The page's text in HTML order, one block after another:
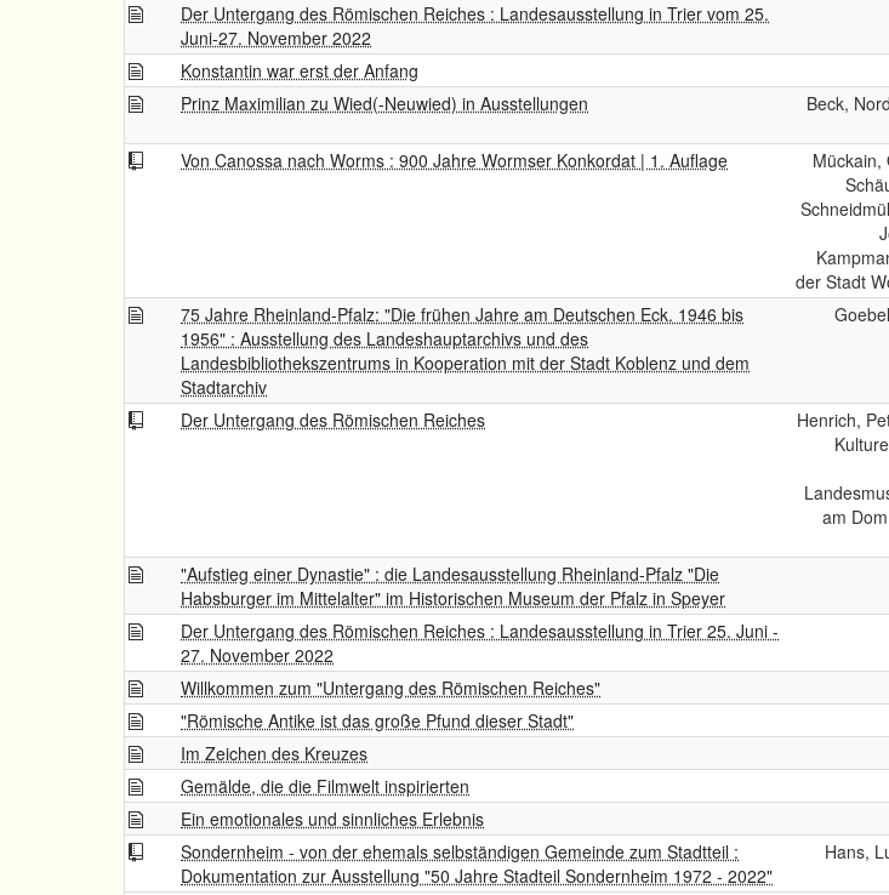
Der Untergang des Römischen Reiches : Landesausstellung in Trier vom 25.
Juni-27. November 2022
Konstantin war erst der Anfang
Prinz Maximilian zu Wied(-Neuwied) in Ausstellungen
Beck,
Von Canossa nach Worms : 900 Jahre Wormser Konkordat | 1. Auflage
Mückain,
der Stadt
75 Jahre Rheinland-Pfalz: "Die frühen Jahre am Deutschen Eck. 1946 bis
1956" : Ausstellung des Landeshauptarchivs und des
Landesbibliothekszentrums in Kooperation mit der Stadt Koblenz und dem
Stadtarchiv
Der Untergang des Römischen Reiches
Henrich,
am
"Aufstieg einer Dynastie" : die Landesausstellung Rheinland-Pfalz "Die
Habsburger im Mittelalter" im Historischen Museum der Pfalz in Speyer
Der Untergang des Römischen Reiches : Landesausstellung in Trier 25. Juni -
27. November 2022
Willkommen zum "Untergang des Römischen Reiches"
"Römische Antike ist das große Pfund dieser Stadt"
Im Zeichen des Kreuzes
Gemälde, die die Filmwelt inspirierten
Ein emotionales und sinnliches Erlebnis
Sondernheim - von der ehemals selbständigen Gemeinde zum Stadtteil :
Dokumentation zur Ausstellung "50 Jahre Stadteil Sondernheim 1972 - 2022"
Hans,